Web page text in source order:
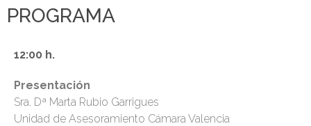
PROGRAMA
12:00 h.
Presentación
Sra. Dª Marta Rubio Garrigues
Unidad de Asesoramiento Cámara Valencia